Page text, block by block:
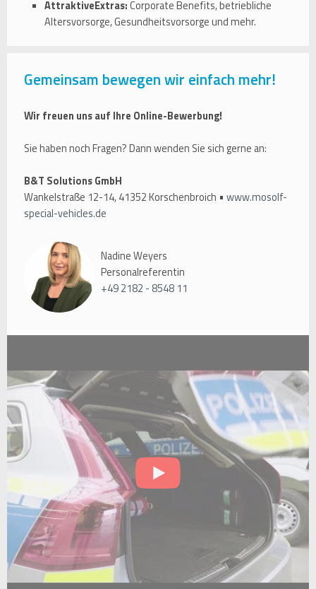
AttraktiveExtras:Corporate Benefits, betriebliche
Altersvorsorge, Gesundheitsvorsorge und mehr.
Gemeinsam bewegen wir einfach mehr!
Wir freuen uns auf Ihre Online-Bewerbung!
Sie haben noch Fragen? Dann wenden Sie sich gerne an:
B&T Solutions GmbH
Wankelstraße 12-14, 41352 Korschenbroich • www.mosolf-
special-vehicles.de
Nadine Weyers
Personalreferentin
+49 2182 - 8548 11